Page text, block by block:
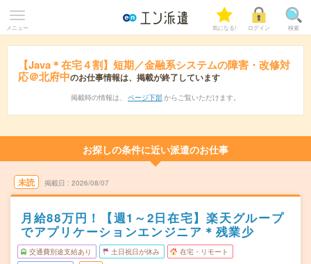
メニュー 気になる! ログイン 検索
【Java＊在宅４割】短期／金融系システムの障害・改修対
応＠北府中のお仕事情報は、掲載が終了しています
掲載時の情報は、 ページ下部 からご覧いただけます。
お探しの条件に近い派遣のお仕事
未読 掲載日 2026/08/07
月給88万円！【週1～2日在宅】楽天グループ
でアプリケーションエンジニア＊残業少
交通費別途支給あり 土日祝日が休み 在宅・リモート